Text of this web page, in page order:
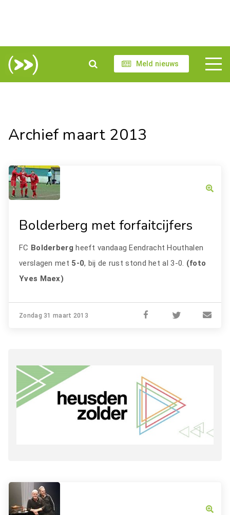
Meld nieuws
Archief maart 2013
Bolderberg met forfaitcijfers
FC Bolderbergheeft vandaag Eendracht Houthalen
verslagen met 5-0, bij de rust stond het al 3-0. (foto
Yves Maex)
Zondag 31 maart 2013